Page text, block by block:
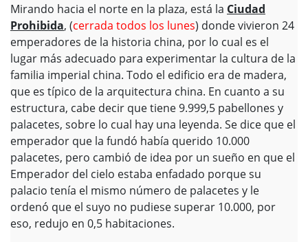
Mirando hacia el norte en la plaza, está la Ciudad
Prohibida, (cerrada todos los lunes) donde vivieron 24
emperadores de la historia china, por lo cual es el
lugar más adecuado para experimentar la cultura de la
familia imperial china. Todo el edificio era de madera,
que es típico de la arquitectura china. En cuanto a su
estructura, cabe decir que tiene 9.999,5 pabellones y
palacetes, sobre lo cual hay una leyenda. Se dice que el
emperador que la fundó había querido 10.000
palacetes, pero cambió de idea por un sueño en que el
Emperador del cielo estaba enfadado porque su
palacio tenía el mismo número de palacetes y le
ordenó que el suyo no pudiese superar 10.000, por
eso, redujo en 0,5 habitaciones.